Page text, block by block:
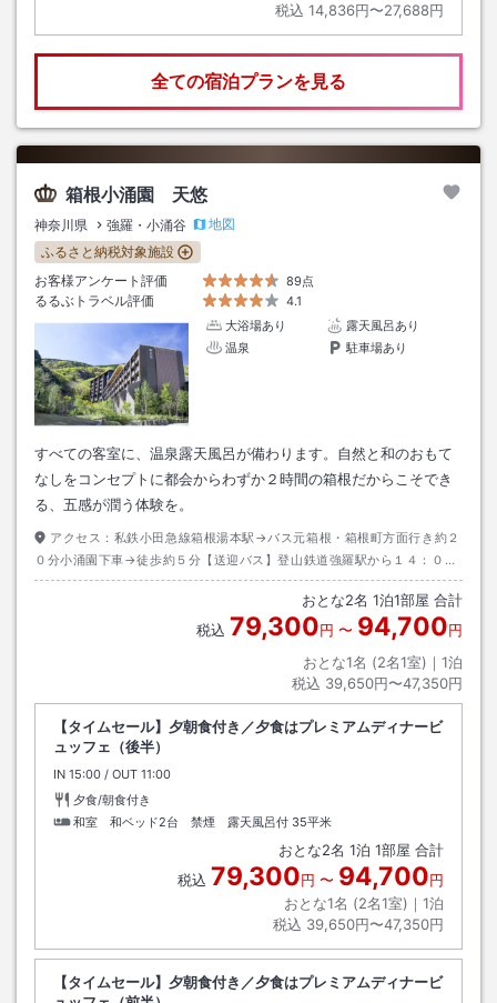
税込 14,836円〜27,688円
全ての宿泊プランを見る
箱根小涌園 天悠
神奈川県 強羅・小涌谷
地図
ふるさと納税対象施設
お客様アンケート評価
89点
るるぶトラベル評価
4.1
大浴場あり
露天風呂あり
温泉
駐車場あり
すべての客室に、温泉露天風呂が備わります。自然と和のおもて
なしをコンセプトに都会からわずか２時間の箱根だからこそでき
る、五感が潤う体験を。
アクセス： 私鉄小田急線箱根湯本駅→バス元箱根・箱根町方面行き約２
０分小涌園下車→徒歩約５分【送迎バス】登山鉄道強羅駅から１４：００
～１６：４０まで２０分間隔で巡回シャトルバスあり（予約不要）
おとな2名 1泊1部屋 合計
税込 79,300円 〜 94,700円
おとな1名 (2名1室)｜ 1泊
税込 39,650円〜47,350円
【タイムセール】夕朝食付き／夕食はプレミアムディナービ
ュッフェ（後半）
IN チェックイン
15:00 / OUT チェックアウト
11:00
夕食/朝食付き
和室 和ベッド2台 禁煙 露天風呂付 35平米
おとな2名 1泊 1部屋 合計
税込 79,300円 〜 94,700円
おとな1名 (2名1室)｜ 1泊
税込 39,650円〜47,350円
【タイムセール】夕朝食付き／夕食はプレミアムディナービ